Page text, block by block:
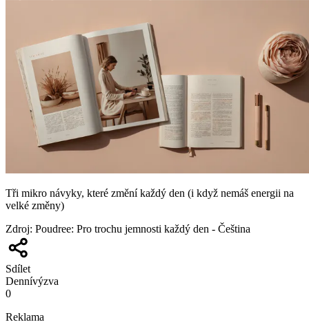
Tři mikro návyky, které změní každý den (i když nemáš energii na
velké změny)
Zdroj: Poudree: Pro trochu jemnosti každý den - Čeština
Sdílet
Dennívýzva
0
Reklama